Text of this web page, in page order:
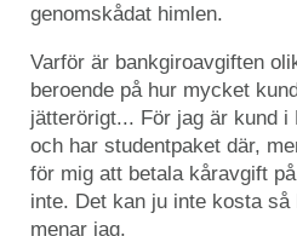
genomskådat himlen.
Varför är bankgiroavgiften
beroende på hur mycket
jätterörigt... För jag är kund i
och har studentpaket där,
för mig att betala kåravgift
inte. Det kan ju inte kosta
menar jag.